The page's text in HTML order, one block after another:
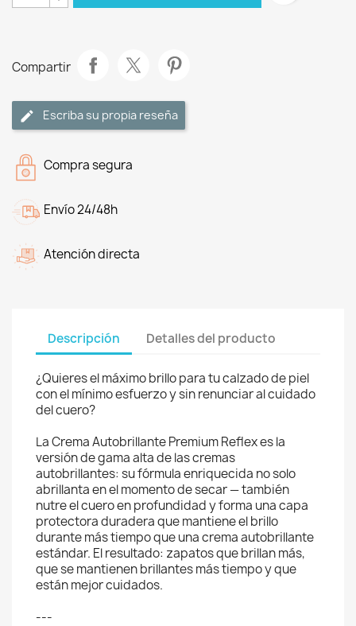
Compartir
Escriba su propia reseña
Compra segura
Envío 24/48h
Atención directa
Descripción Detalles del producto
¿Quieres el máximo brillo para tu calzado de piel
con el mínimo esfuerzo y sin renunciar al cuidado
del cuero?
La Crema Autobrillante Premium Reflex es la
versión de gama alta de las cremas
autobrillantes: su fórmula enriquecida no solo
abrillanta en el momento de secar — también
nutre el cuero en profundidad y forma una capa
protectora duradera que mantiene el brillo
durante más tiempo que una crema autobrillante
estándar. El resultado: zapatos que brillan más,
que se mantienen brillantes más tiempo y que
están mejor cuidados.
---